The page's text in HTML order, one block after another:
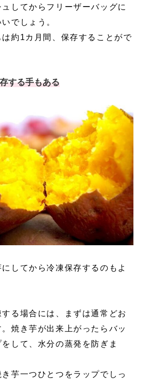
してからフリーザーバッグに
でしょう。
約1カ月間、保存することがで
する手もある
してから冷凍保存するのもよ
る場合には、まずは通常どお
焼き芋が出来上がったらバッ
して、水分の蒸発を防ぎま
芋一つひとつをラップでしっ